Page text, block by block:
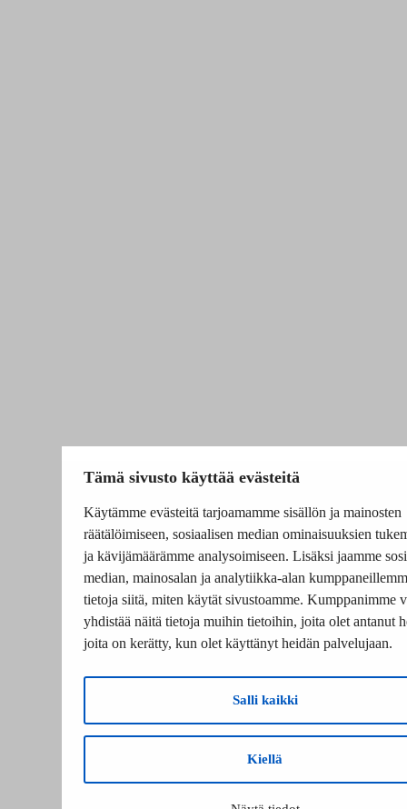
Tämä sivusto käyttää evästeitä
Käytämme evästeitä tarjoamamme sisällön ja mainosten
räätälöimiseen, sosiaalisen median ominaisuuksien
ja kävijämäärämme analysoimiseen. Lisäksi jaamme
median, mainosalan ja analytiikka-alan
tietoja siitä, miten käytät sivustoamme. Kumppanimme
yhdistää näitä tietoja muihin tietoihin, joita olet antanut
joita on kerätty, kun olet käyttänyt heidän palvelujaan.
Salli kaikki
Kiellä